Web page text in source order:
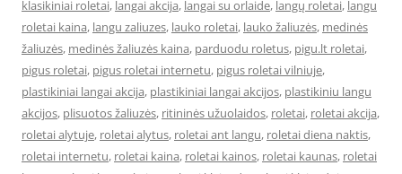
klasikiniai roletai, langai akcija, langai su orlaide, langų roletai, langu
roletai kaina, langu zaliuzes, lauko roletai, lauko žaliuzės, medinės
žaliuzės, medinės žaliuzės kaina, parduodu roletus, pigu.lt roletai,
pigus roletai, pigus roletai internetu, pigus roletai vilniuje,
plastikiniai langai akcija, plastikiniai langai akcijos, plastikiniu langu
akcijos, plisuotos žaliuzės, ritininės užuolaidos, roletai, roletai akcija,
roletai alytuje, roletai alytus, roletai ant langu, roletai diena naktis,
roletai internetu, roletai kaina, roletai kainos, roletai kaunas, roletai